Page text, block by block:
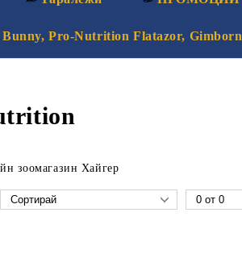
Pro-Nutrition Flatazor, Gimborn
зоомагазин Хайгер